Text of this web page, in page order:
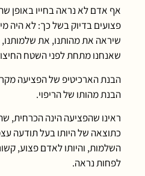
אף אדם לא נראה בחייו באופן
פצועים בדיוק בשל כך: לא היה
שיראה את מהותנו, את שלמותנו,
שאנחנו מתחת לפני השטח
הבנת הארכיטיפ של הפציעה
הבנת מהותו של הריפוי.
ראינו שהפציעה הינה
כתוצאה של היותו בעל תודעה
השלמות, והיותו לאדם פצוע,
לפחות נראה.